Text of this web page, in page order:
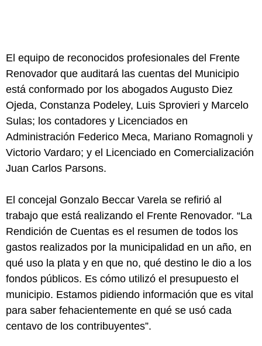
El equipo de reconocidos profesionales del Frente
Renovador que auditará las cuentas del Municipio
está conformado por los abogados Augusto Diez
Ojeda, Constanza Podeley, Luis Sprovieri y Marcelo
Sulas; los contadores y Licenciados en
Administración Federico Meca, Mariano Romagnoli y
Victorio Vardaro; y el Licenciado en Comercialización
Juan Carlos Parsons.
El concejal Gonzalo Beccar Varela se refirió al
trabajo que está realizando el Frente Renovador. “La
Rendición de Cuentas es el resumen de todos los
gastos realizados por la municipalidad en un año, en
qué uso la plata y en que no, qué destino le dio a los
fondos públicos. Es cómo utilizó el presupuesto el
municipio. Estamos pidiendo información que es vital
para saber fehacientemente en qué se usó cada
centavo de los contribuyentes”.